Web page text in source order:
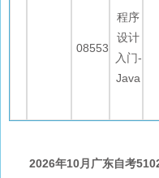
08553
程序
设计
入门-
Java
2026年10月广东自考